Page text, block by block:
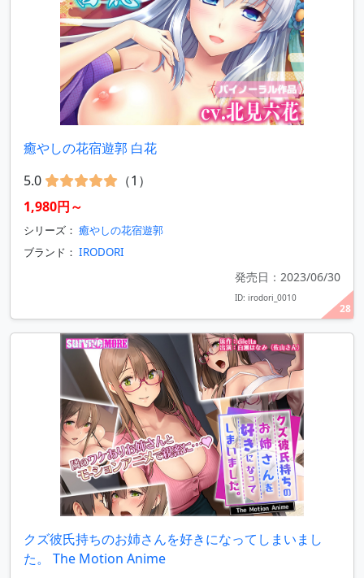
28
癒やしの花宿遊郭 白花
5.0
（1）
1,980円～
シリーズ： 癒やしの花宿遊郭
ブランド： IRODORI
発売日：2023/06/30
ID: irodori_0010
クズ彼氏持ちのお姉さんを好きになってしまいまし
た。 The Motion Anime